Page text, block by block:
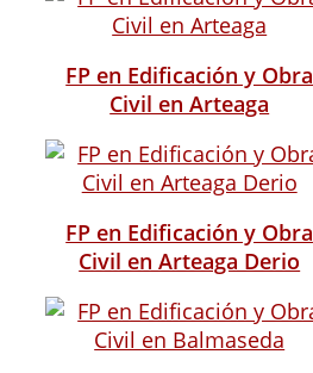
FP en Edificación y Obra
Civil en Arteaga
FP en Edificación y Obra
Civil en Arteaga Derio